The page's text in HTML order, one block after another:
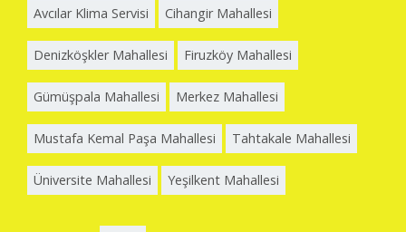
Avcılar Klima Servisi Cihangir Mahallesi
Denizköşkler Mahallesi Firuzköy Mahallesi
Gümüşpala Mahallesi Merkez Mahallesi
Mustafa Kemal Paşa Mahallesi Tahtakale Mahallesi
Üniversite Mahallesi Yeşilkent Mahallesi